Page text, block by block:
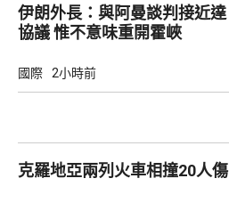
伊朗外長：與阿曼談判接近達
協議 惟不意味重開霍峽
國際 2小時前
克羅地亞兩列火車相撞20人傷